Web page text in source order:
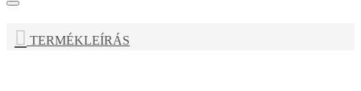
TERMÉKLEÍRÁS